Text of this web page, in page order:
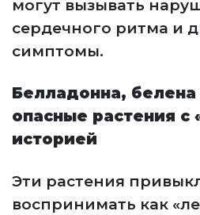
могут вызывать
сердечного ритма и
симптомы.
Белладонна,
опасные растения с
историей
Эти растения
воспринимать как